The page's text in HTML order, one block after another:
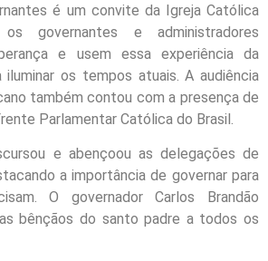
é um convite da Igreja Católica
governantes e administradores
e usem essa experiência da
os tempos atuais. A audiência
também contou com a presença de
Parlamentar Católica do Brasil.
e abençoou as delegações de
a importância de governar para
O governador Carlos Brandão
bênçãos do santo padre a todos os